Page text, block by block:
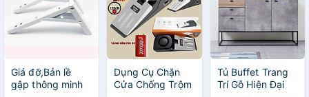
Giá đỡ,Bản lề
gập thông minh
Dụng Cụ Chặn
Cửa Chống Trộm
Tủ Buffet Trang
Trí Gỗ Hiện Đại